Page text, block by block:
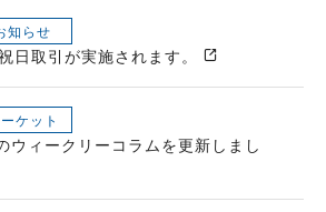
知らせ
取引が実施されます。
ケット
ウィークリーコラムを更新しまし